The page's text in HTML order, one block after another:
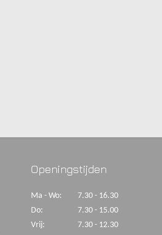
Openingstijden
Ma - Wo:
Do:
Vrij:
7.30 - 16.30
7.30 - 15.00
7.30 - 12.30